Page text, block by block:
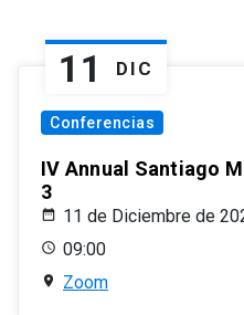
11 DIC
Conferencias
IV Annual Santiago
3
11 de Diciembre de
09:00
Zoom